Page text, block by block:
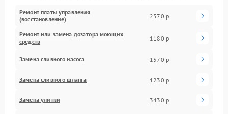
Ремонт платы управления
(восстановление)
2570 р
Ремонт или замена дозатора моющих
средств
1180 р
Замена сливного насоса 1570 р
Замена сливного шланга 1230 р
Замена улитки 3430 р